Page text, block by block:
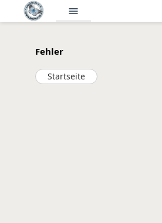
menu
Fehler
Startseite